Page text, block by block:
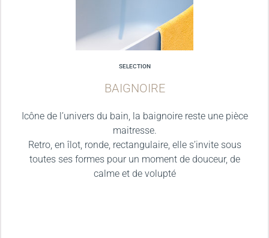
SELECTION
BAIGNOIRE
Icône de l’univers du bain, la baignoire reste une pièce
maitresse.
Retro, en îlot, ronde, rectangulaire, elle s’invite sous
toutes ses formes pour un moment de douceur, de
calme et de volupté